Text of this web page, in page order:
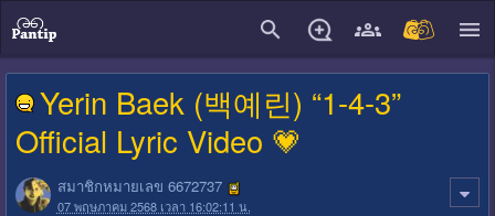
Yerin Baek (백예린) “1-4-3”
Official Lyric Video 💗
สมาชิกหมายเลข 6672737
07 พฤษภาคม 2568 เวลา 16:02:11 น.
close